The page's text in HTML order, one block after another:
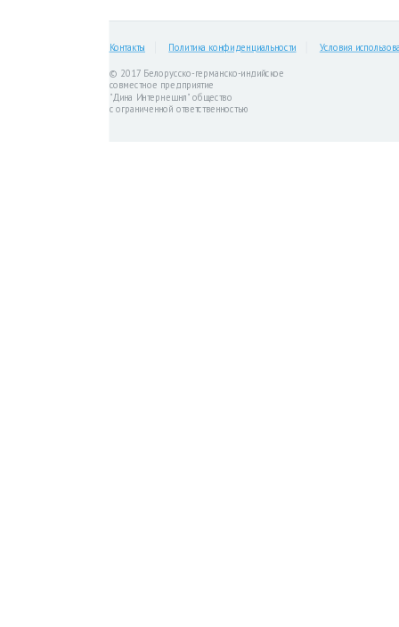
Контакты Политика конфиденциальности Условия
© 2017 Белорусско-германско-индийское
совместное предприятие
"Дина Интернешнл" общество
с ограниченной ответственностью